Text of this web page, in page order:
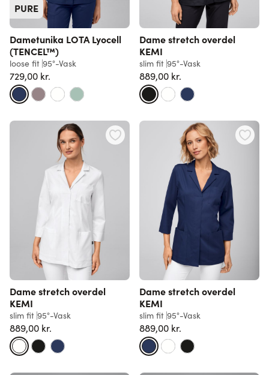
PURE
Dametunika LOTA Lyocell
(TENCEL™)
loose fit 95°-Vask
729,00 kr.
Dame stretch overdel
KEMI
slim fit 95°-Vask
889,00 kr.
Dame stretch overdel
KEMI
slim fit 95°-Vask
889,00 kr.
Dame stretch overdel
KEMI
slim fit 95°-Vask
889,00 kr.